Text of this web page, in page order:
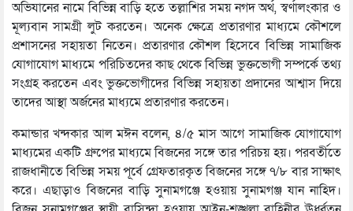
অভিযানের নামে বিভিন্ন বাড়ি হতে তল্লাশির সময় নগদ অর্থ, স্বর্ণালংকার ও
মূল্যবান সামগ্রী লুট করতেন। অনেক ক্ষেত্রে প্রতারণার মাধ্যমে কৌশলে
প্রশাসনের সহায়তা নিতেন। প্রতারণার কৌশল হিসেবে বিভিন্ন সামাজিক
যোগাযোগ মাধ্যমে পরিচিতদের কাছ থেকে বিভিন্ন ভুক্তভোগী সম্পর্কে তথ্য
সংগ্রহ করতেন এবং ভুক্তভোগীদের বিভিন্ন সহায়তা প্রদানের আশ্বাস দিয়ে
তাদের আস্থা অর্জনের মাধ্যমে প্রতারণার করতেন।
কমান্ডার খন্দকার আল মঈন বলেন, ৪/৫ মাস আগে সামাজিক যোগাযোগ
মাধ্যমের একটি গ্রুপের মাধ্যমে বিজনের সঙ্গে তার পরিচয় হয়। পরবর্তীতে
রাজধানীতে বিভিন্ন সময় পূর্বে গ্রেফতারকৃত বিজনের সঙ্গে ৭/৮ বার সাক্ষাৎ
করে। এছাড়াও বিজনের বাড়ি সুনামগঞ্জে হওয়ায় সুনামগঞ্জ যান নাহিদ।